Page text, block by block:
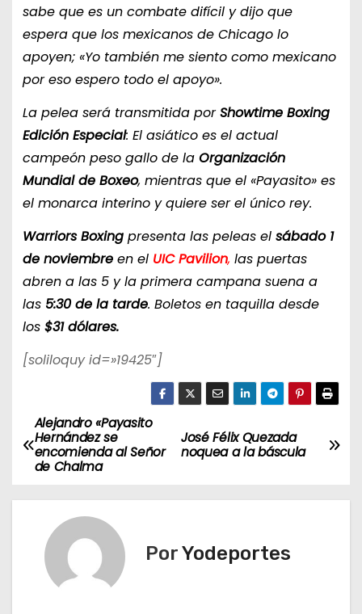
sabe que es un combate difícil y dijo que
espera que los mexicanos de Chicago lo
apoyen; «Yo también me siento como mexicano
por eso espero todo el apoyo».
La pelea será transmitida porShowtime Boxing
Edición Especial: El asiático es el actual
campeón peso gallo de la Organización
Mundial de Boxeo, mientras que el «Payasito» es
el monarca interino y quiere ser el único rey.
Warriors Boxingpresenta las peleas el sábado 1
de noviembreen el UIC Pavilion, las puertas
abren a las 5 y la primera campana suena a
las5:30 de la tarde. Boletos en taquilla desde
los $31 dólares.
[soliloquy id=»19425″]
N
a
v
José Félix Quezada
noquea a la báscula
Alejandro «Payasito
Hernández se
encomienda al Señor
de Chalma
PorYodeportes